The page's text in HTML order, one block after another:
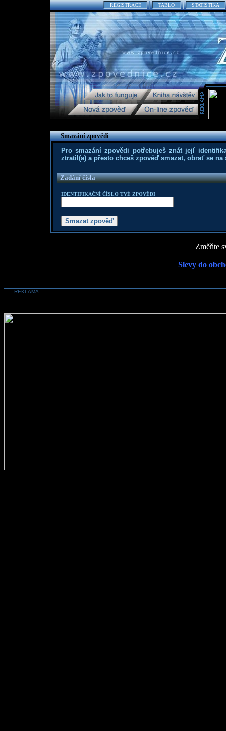
REGISTRACE TABLO STATISTIKA
Smazání zpovědi
Pro smazání zpovědi potřebuješ znát její
ztratil(a) a přesto chceš zpověď smazat, obrať se na
Zadání čísla
IDENTIFIKAČNÍ ČÍSLO TVÉ ZPOVĚDI
Změňte
Slevy do
REKLAMA